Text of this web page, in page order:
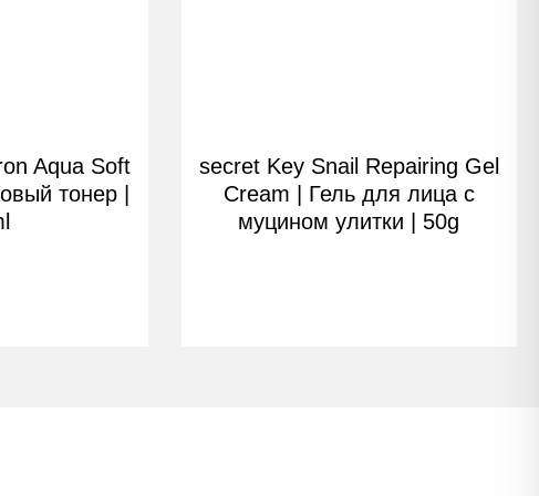
Aqua Soft
тонер |
secret Key Snail Repairing Gel
Cream | Гель для лица с
муцином улитки | 50g